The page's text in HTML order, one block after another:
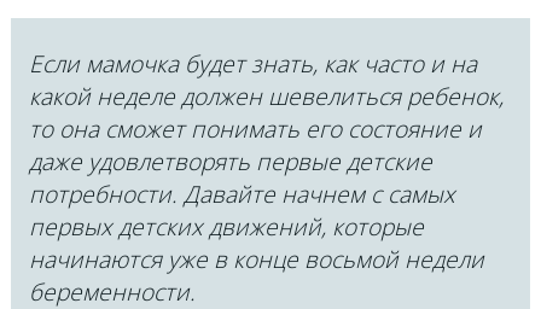
Если мамочка будет знать, как часто и на
какой неделе должен шевелиться ребенок,
то она сможет понимать его состояние и
даже удовлетворять первые детские
потребности. Давайте начнем с самых
первых детских движений, которые
начинаются уже в конце восьмой недели
беременности.